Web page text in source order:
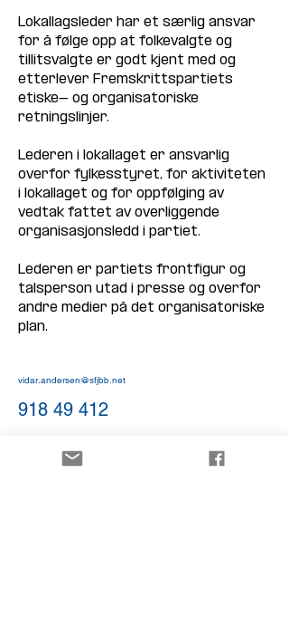
Lokallagsleder har et særlig ansvar
for å følge opp at folkevalgte og
tillitsvalgte er godt kjent med og
etterlever Fremskrittspartiets
etiske- og organisatoriske
retningslinjer.
Lederen i lokallaget er ansvarlig
overfor fylkesstyret, for aktiviteten
i lokallaget og for oppfølging av
vedtak fattet av overliggende
organisasjonsledd i partiet.
Lederen er partiets frontfigur og
talsperson utad i presse og overfor
andre medier på det organisatoriske
plan.
vidar.andersen@sfjbb.net
918 49 412